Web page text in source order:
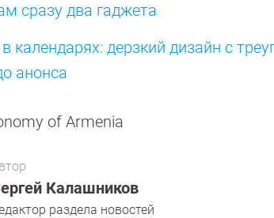
сразу два гаджета
календарях: дерзкий дизайн с
анонса
of Armenia
Калашников
раздела новостей